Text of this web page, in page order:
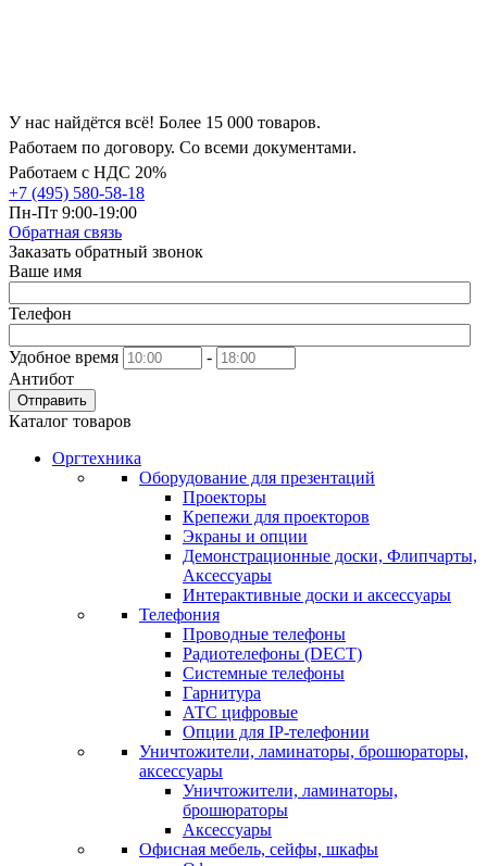
У нас найдётся всё! Более 15 000 товаров.
Работаем по договору. Со всеми документами.
Работаем с НДС 20%
+7 (495) 580-58-18
Пн-Пт 9:00-19:00
Обратная связь
Заказать обратный звонок
Ваше имя
Телефон
Удобное время
-
Антибот
Отправить
Каталог товаров
Оргтехника
Оборудование для презентаций
Проекторы
Крепежи для проекторов
Экраны и опции
Демонстрационные доски, Флипчарты,
Аксессуары
Интерактивные доски и аксессуары
Телефония
Проводные телефоны
Радиотелефоны (DECT)
Системные телефоны
Гарнитура
АТС цифровые
Опции для IP-телефонии
Уничтожители, ламинаторы, брошюраторы,
аксессуары
Уничтожители, ламинаторы,
брошюраторы
Аксессуары
Офисная мебель, сейфы, шкафы